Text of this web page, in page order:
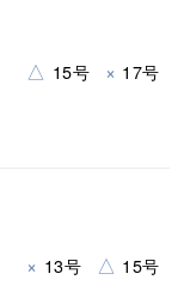
△ 15号 × 17号
× 13号 △ 15号